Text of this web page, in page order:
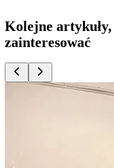
Kolejne
zainteresować